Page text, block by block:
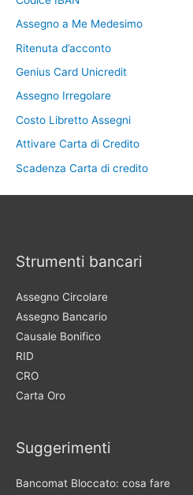
Assegno a Me Medesimo
Ritenuta d’acconto
Genius Card Unicredit
Assegno Irregolare
Costo Libretto Assegni
Attivare Carta di Credito
Scadenza Carta di credito
Strumenti bancari
Assegno Circolare
Assegno Bancario
Causale Bonifico
RID
CRO
Carta Oro
Suggerimenti
Bancomat Bloccato: cosa fare